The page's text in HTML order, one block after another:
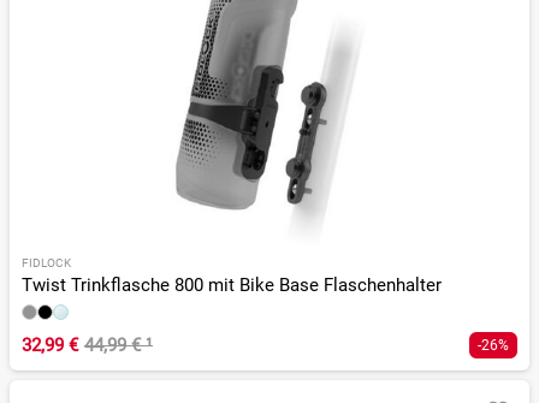
FIDLOCK
Twist Trinkflasche 800 mit Bike Base Flaschenhalter
32,99 € 44,99 €¹ -26%